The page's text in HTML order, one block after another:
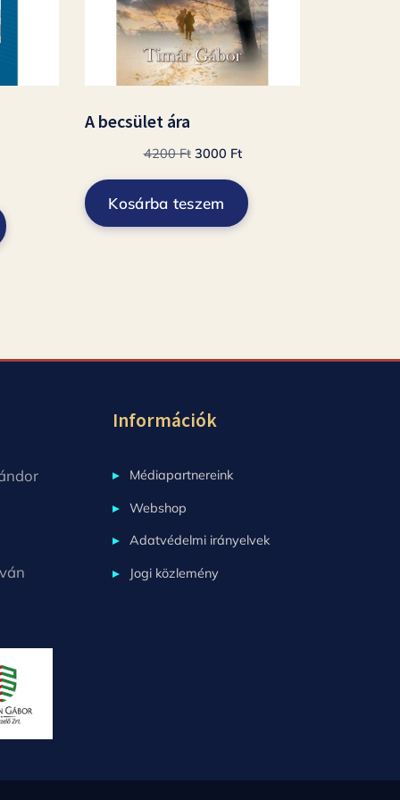
Current
is:
3360 Ft.
A becsület ára
4200Ft Original
4200 Ft.
3000 FtCurrent
is:
3000 Ft.
Kosárba teszem
Információk
Médiapartnereink
Webshop
Adatvédelmi irányelvek
Jogi közlemény